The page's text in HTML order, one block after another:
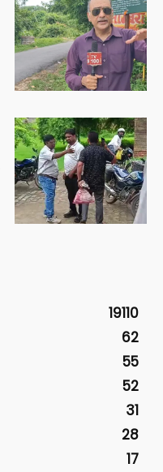
19110
62
55
52
31
28
17